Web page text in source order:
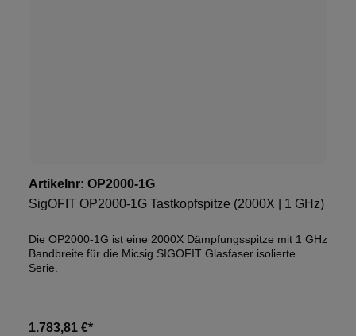
Artikelnr: OP2000-1G
SigOFIT OP2000-1G Tastkopfspitze (2000X | 1 GHz)
Die OP2000-1G ist eine 2000X Dämpfungsspitze mit 1 GHz
Bandbreite für die Micsig SIGOFIT Glasfaser isolierte
Serie.
1.783,81 €*